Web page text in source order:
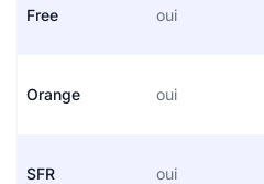
Free oui
Orange oui
SFR oui